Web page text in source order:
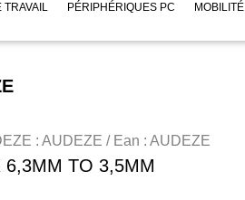
TRAVAIL PÉRIPHÉRIQUES PC MOBILITÉ
: AUDEZE / Ean : AUDEZE
6,3MM TO 3,5MM